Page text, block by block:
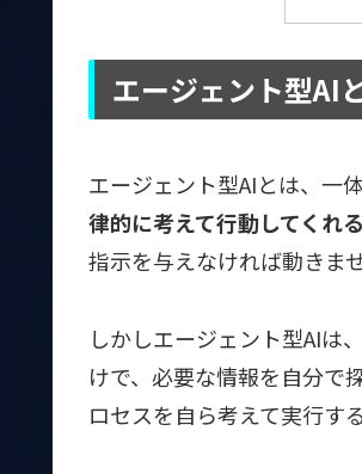
エージェント型AI
エージェント型AIとは、一
律的に考えて行動してくれ
指示を与えなければ動きま
しかしエージェント型AIは
けで、必要な情報を自分で
ロセスを自ら考えて実行す